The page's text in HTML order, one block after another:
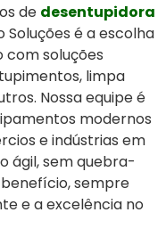
de desentupidora
Soluções é a escolha
com soluções
limpa
Nossa equipe é
modernos
e indústrias em
ágil, sem quebra-
sempre
e a excelência no